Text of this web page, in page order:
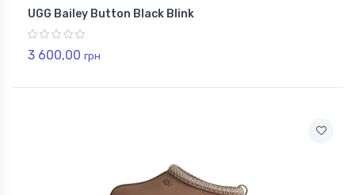
UGG Bailey Button Black Blink
3 600,00 грн